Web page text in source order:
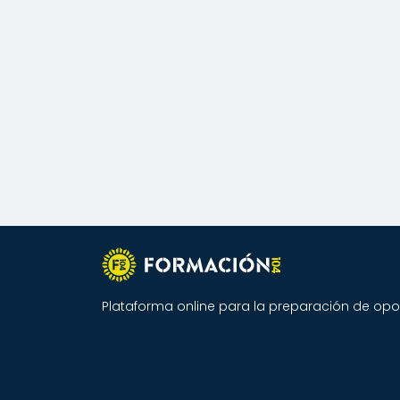
Plataforma online para la preparación de